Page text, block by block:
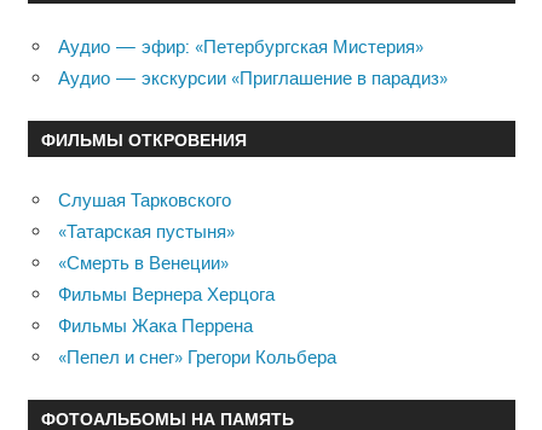
Аудио — эфир: «Петербургская Мистерия»
Аудио — экскурсии «Приглашение в парадиз»
ФИЛЬМЫ ОТКРОВЕНИЯ
Слушая Тарковского
«Татарская пустыня»
«Смерть в Венеции»
Фильмы Вернера Херцога
Фильмы Жака Перрена
«Пепел и снег» Грегори Кольбера
ФОТОАЛЬБОМЫ НА ПАМЯТЬ